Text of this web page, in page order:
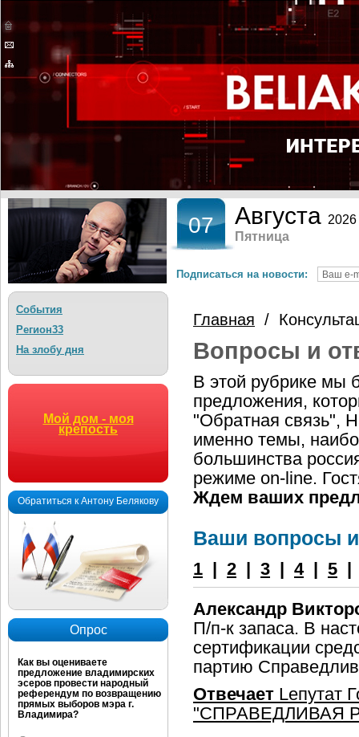
Подписаться на новости:
События
Регион33
На злобу дня
Мой дом - моя
крепость
Обратиться к Антону Белякову
Опрос
Как вы оцениваете
предложение владимирских
эсеров провести народный
референдум по возвращению
прямых выборов мэра г.
Владимира?
07 Августа 2026
Пятница
Главная /
Вопросы и
В этой рубрике мы
предложения,
"Обратная связь",
именно темы,
большинства
режиме on-line.
Ждем ваших
Ваши вопросы
1 2 3 4| 5
Александр
П/п-к запаса. В
сертификации
партию
Отвечает Lепутат
"СПРАВЕДЛИВАЯ